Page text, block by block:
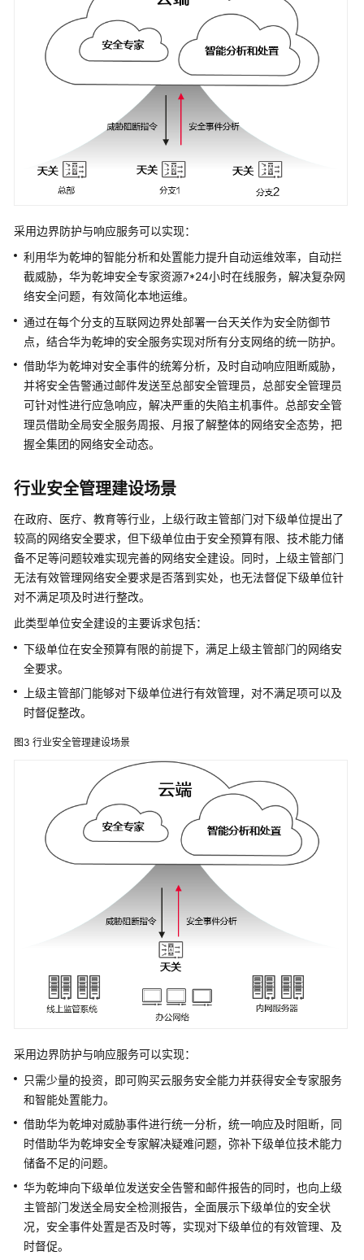
套
餐
开
通
署
指
南
户
指
南
维
护
宝
威
信
息
漏
洞
扫
云
日
志
计
防
护
与
天
防
火
上
线
指
南
云
管
理
网
采用边界防护与响应服务可以实现：
利用华为乾坤的智能分析和处置能力提升自动运维效率，自动拦
截威胁， 华为乾坤安全专家资源7*24小时在线服务，解决复杂网
络安全问题，有效简化本地运维。
通过在每个分支的互联网边界处部署一台天关作为安全防御节
点，结合华为乾坤的安全服务实现对所有分支网络的统一防护。
借助华为乾坤对安全事件的统筹分析，及时自动响应阻断威胁，
并将安全告警通过邮件发送至总部安全管理员，总部安全管理员
可针对性进行应急响应，解决严重的失陷主机事件。总部安全管
理员借助全局安全服务周报、月报了解整体的网络安全态势，把
握全集团的网络安全动态。
行业安全管理建设场景
在政府、医疗、教育等行业，上级行政主管部门对下级单位提出了
较高的网络安全要求，但下级单位由于安全预算有限、技术能力储
备不足等问题较难实现完善的网络安全建设。同时，上级主管部门
无法有效管理网络安全要求是否落到实处，也无法督促下级单位针
对不满足项及时进行整改。
此类型单位安全建设的主要诉求包括：
下级单位在安全预算有限的前提下，满足上级主管部门的网络安
全要求。
上级主管部门能够对下级单位进行有效管理，对不满足项可以及
时督促整改。
图3 行业安全管理建设场景
采用边界防护与响应服务可以实现：
只需少量的投资，即可购买云服务安全能力并获得安全专家服务
和智能处置能力。
借助华为乾坤对威胁事件进行统一分析，统一响应及时阻断，同
时借助华为乾坤安全专家解决疑难问题，弥补下级单位技术能力
储备不足的问题。
华为乾坤向下级单位发送安全告警和邮件报告的同时，也向上级
主管部门发送全局安全检测报告，全面展示下级单位的安全状
况，安全事件处置是否及时等，实现对下级单位的有效管理、及
时督促。